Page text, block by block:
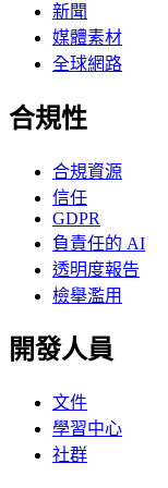
新聞
媒體素材
全球網路
合規性
合規資源
信任
GDPR
負責任的 AI
透明度報告
檢舉濫用
開發人員
文件
學習中心
社群